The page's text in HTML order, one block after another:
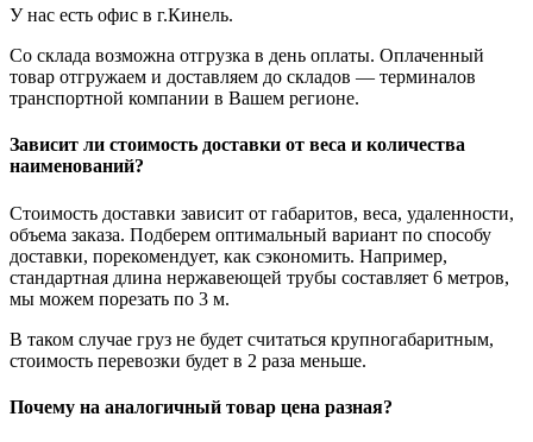
У нас есть офис в г.Кинель.
Со склада возможна отгрузка в день оплаты. Оплаченный
товар отгружаем и доставляем до складов — терминалов
транспортной компании в Вашем регионе.
Зависит ли стоимость доставки от веса и количества
наименований?
Стоимость доставки зависит от габаритов, веса, удаленности,
объема заказа. Подберем оптимальный вариант по способу
доставки, порекомендует, как сэкономить. Например,
стандартная длина нержавеющей трубы составляет 6 метров,
мы можем порезать по 3 м.
В таком случае груз не будет считаться крупногабаритным,
стоимость перевозки будет в 2 раза меньше.
Почему на аналогичный товар цена разная?